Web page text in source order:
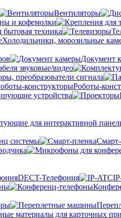
Вентиляторы
и кофемолки
бытовая техника
Холодильники, морозильные
Документ
звуковые/видео
преобразователи сигнала
Роботы-
устройства
для интерактивной
системы
DECT-Телефония